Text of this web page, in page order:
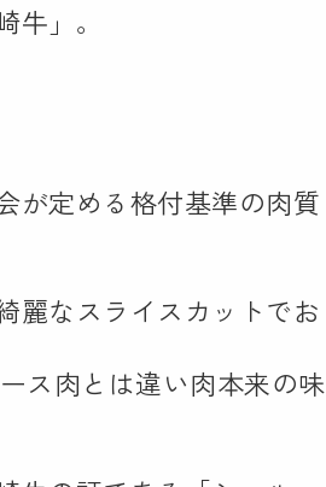
」。
が定める格付基準の肉質
麗なスライスカットでお
ス肉とは違い肉本来の味